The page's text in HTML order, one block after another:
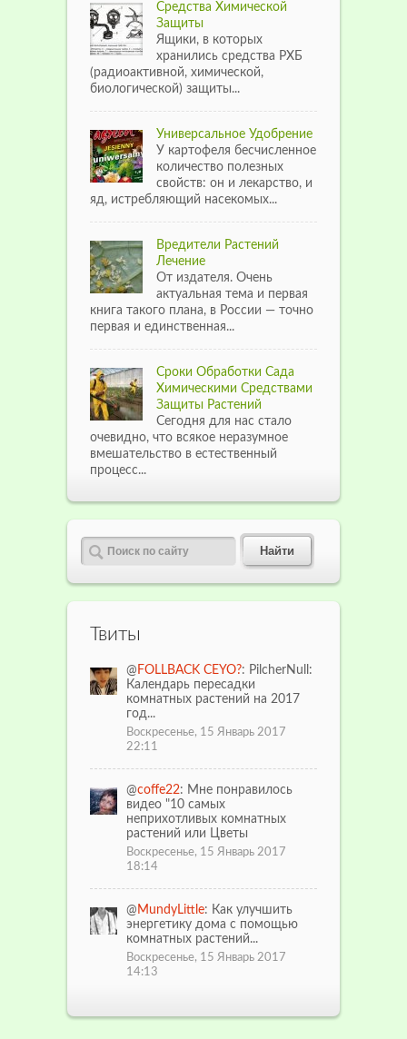
Средства Химической
Защиты
Ящики, в которых
хранились средства РХБ
(радиоактивной, химической,
биологической) защиты...
Универсальное Удобрение
У картофеля бесчисленное
количество полезных
свойств: он и лекарство, и
яд, истребляющий насекомых...
Вредители Растений
Лечение
От издателя. Очень
актуальная тема и первая
книга такого плана, в России — точно
первая и единственная...
Сроки Обработки Сада
Химическими Средствами
Защиты Растений
Сегодня для нас стало
очевидно, что всякое неразумное
вмешательство в естественный
процесс...
Твиты
@ FOLLBACK CEYO?: PilcherNull:
Календарь пересадки
комнатных растений на 2017
год...
Воскресенье, 15 Январь 2017
22:11
@coffe22: Мне понравилось
видео "10 самых
неприхотливых комнатных
растений или Цветы
Воскресенье, 15 Январь 2017
18:14
@ MundyLittle: Как улучшить
энергетику дома с помощью
комнатных растений...
Воскресенье, 15 Январь 2017
14:13